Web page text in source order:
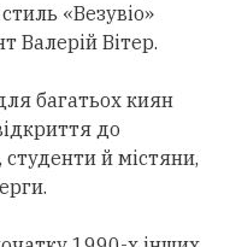
«Везувіо»
Валерій Вітер.
багатьох киян
до
й містяни,